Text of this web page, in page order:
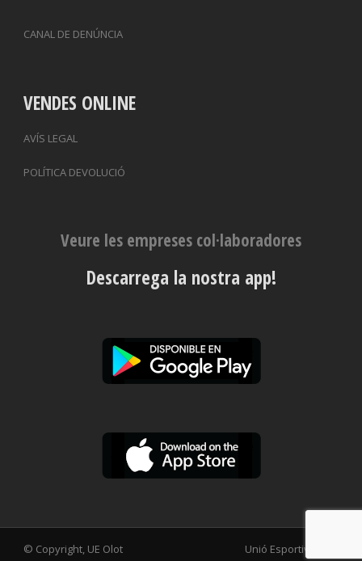
CANAL DE DENÚNCIA
VENDES ONLINE
AVÍS LEGAL
POLÍTICA DEVOLUCIÓ
Veure les empreses col·laboradores
Descarrega la nostra app!
© Copyright, UE Olot Unió Esportiva Olot